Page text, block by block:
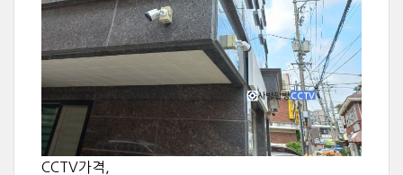
CCTV가격,